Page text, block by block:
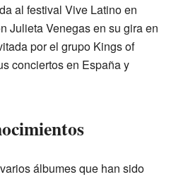
al festival Vive Latino en
Julieta Venegas en su gira en
por el grupo Kings of
conciertos en España y
álbumes que han sido